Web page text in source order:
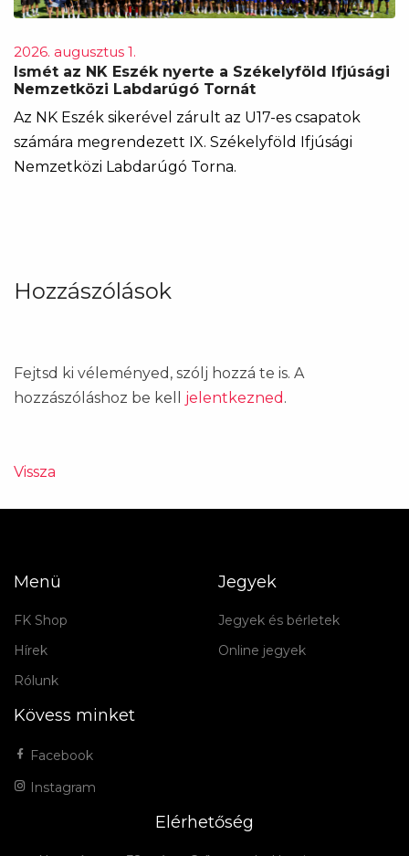
2026. augusztus 1.
Ismét az NK Eszék nyerte a Székelyföld Ifjúsági
Nemzetközi Labdarúgó Tornát
Az NK Eszék sikerével zárult az U17-es csapatok
számára megrendezett IX. Székelyföld Ifjúsági
Nemzetközi Labdarúgó Torna.
Hozzászólások
Fejtsd ki véleményed, szólj hozzá te is. A
hozzászóláshoz be kell jelentkezned .
Vissza
Menü
FK Shop
Hírek
Rólunk
Jegyek
Jegyek és bérletek
Online jegyek
Kövess minket
Facebook
Instagram
Elérhetőség